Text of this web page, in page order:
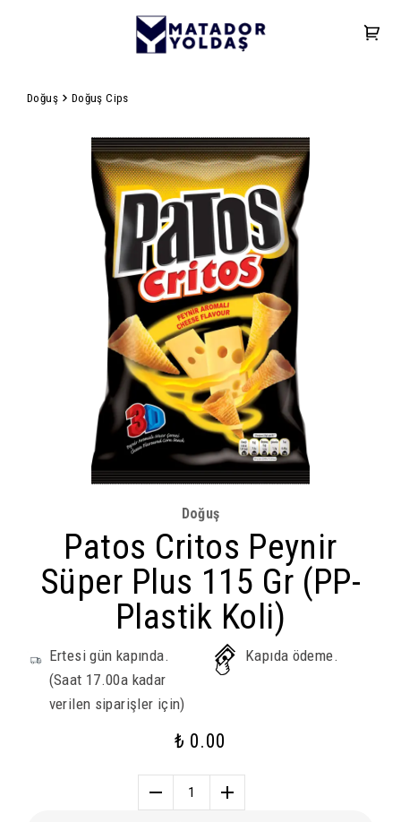
Doğuş Doğuş Cips
Doğuş
Patos Critos Peynir
Süper Plus 115 Gr (PP-
Plastik Koli)
Ertesi gün kapında.
(Saat 17.00a kadar
verilen siparişler için)
Kapıda ödeme.
₺ 0.00
1